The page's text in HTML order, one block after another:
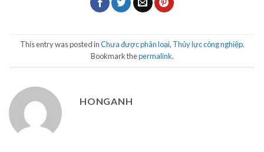
This entry was posted inChưa được phân loại, Thủy lực công nghiệp.
Bookmark thepermalink.
HONGANH